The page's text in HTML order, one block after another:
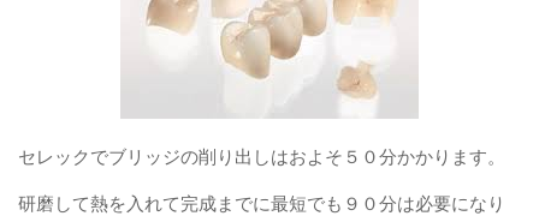
セレックでブリッジの削り出しはおよそ５０分かかります。
研磨して熱を入れて完成までに最短でも９０分は必要になり